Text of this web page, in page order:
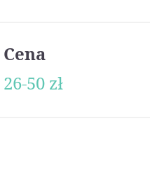
Cena
26-50 zł